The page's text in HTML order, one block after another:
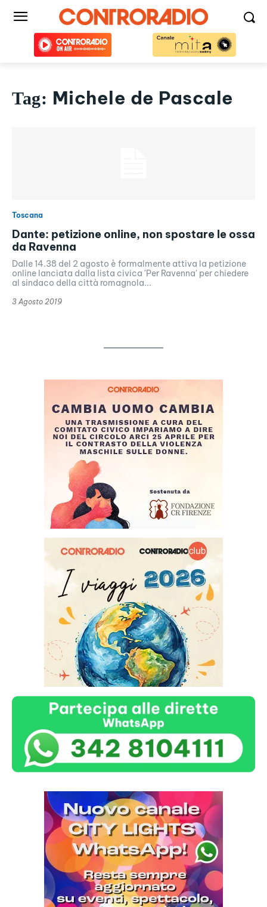
Tag: Michele de Pascale
Toscana
Dante: petizione online, non spostare le ossa
da Ravenna
Dalle 14.38 del 2 agosto è formalmente attiva la petizione
online lanciata dalla lista civica 'Per Ravenna' per chiedere
al sindaco della città romagnola...
3 Agosto 2019